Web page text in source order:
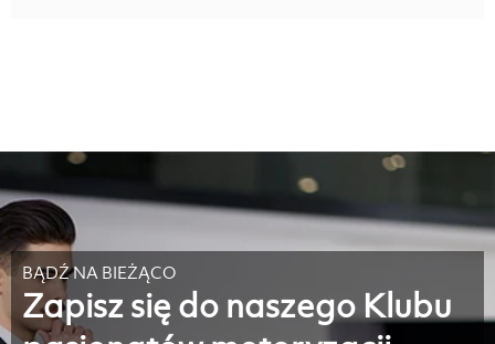
BĄDŹ NA BIEŻĄCO
Zapisz się do naszego Klubu